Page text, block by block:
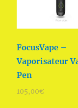
FocusVape –
Vaporisateur
Pen
105,00€